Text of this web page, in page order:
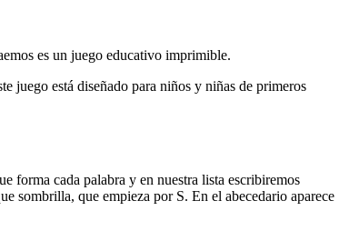
es un juego educativo imprimible.
juego está diseñado para niños y niñas de primeros
forma cada palabra y en nuestra lista escribiremos
sombrilla, que empieza por S. En el abecedario aparece